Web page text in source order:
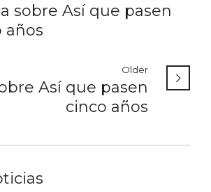
sobre Así que pasen
años
Older
Así que pasen
cinco años